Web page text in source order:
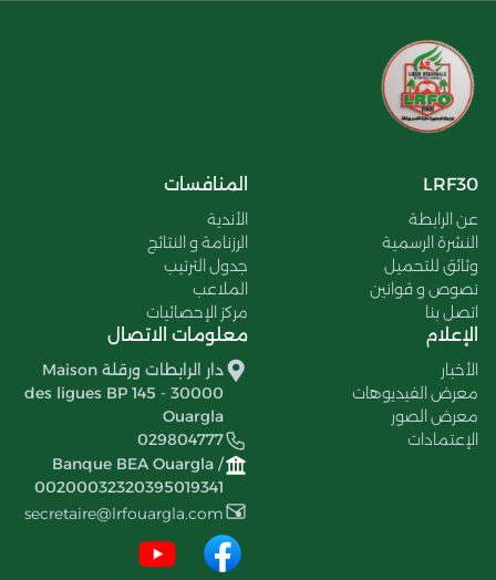
LRF30
عن الرابطة
النشرة الرسمية
وثائق للتحميل
نصوص و قوانين
اتصل بنا
المنافسات
الأندية
الرزنامة و النتائج
جدول الترتيب
الملاعب
مركز الإحصائيات
الإعلام
الأخبار
معرض الفيديوهات
معرض الصور
الإعتمادات
معلومات الاتصال
دار الرابطات ورقلة Maison
des ligues BP 145 - 30000
Ouargla
029804777
Banque BEA Ouargla /
00200032320395019341
secretaire@lrfouargla.com